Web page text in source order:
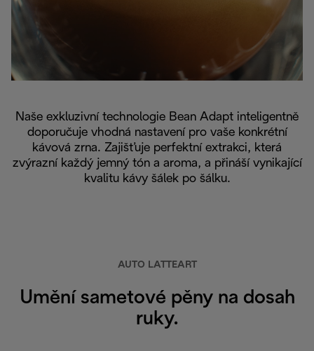
Naše exkluzivní technologie Bean Adapt inteligentně
doporučuje vhodná nastavení pro vaše konkrétní
kávová zrna. Zajišťuje perfektní extrakci, která
zvýrazní každý jemný tón a aroma, a přináší vynikající
kvalitu kávy šálek po šálku.
AUTO LATTEART
Umění sametové pěny na dosah
ruky.